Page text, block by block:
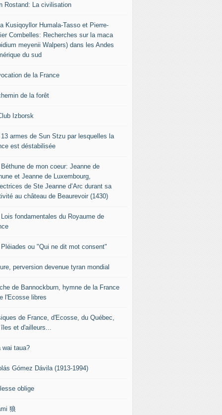
Rostand: La civilisation
Kusiqoyllor Humala-Tasso et Pierre-
Combelles: Recherches sur la maca
meyenii Walpers) dans les Andes
du sud
de la France
de la forêt
Izborsk
13 armes de Sun Stzu par lesquelles la
est déstabilisée
de mon coeur: Jeanne de
et Jeanne de Luxembourg,
de Ste Jeanne d’Arc durant sa
au château de Beaurevoir (1430)
fondamentales du Royaume de
Pléiades ou "Qui ne dit mot consent"
perversion devenue tyran mondial
de Bannockburn, hymne de la France
l'Ecosse libres
de France, d'Ecosse, du Québec,
et d'ailleurs...
wai taua?
Gómez Dávila (1913-1994)
oblige
狼